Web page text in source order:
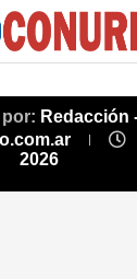
Redacción
2026